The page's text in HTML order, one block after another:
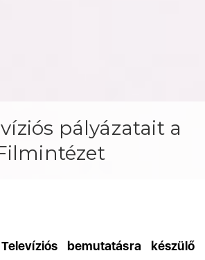
pályázatait a
Televíziós bemutatásra készülő